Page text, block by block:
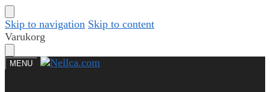
Skip to navigation Skip to content
Varukorg
MENU